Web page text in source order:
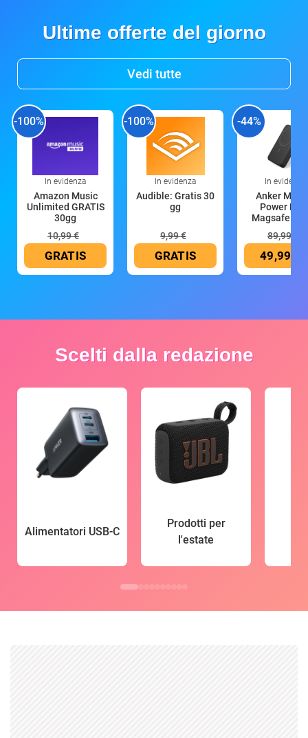
Ultime offerte del giorno
Vedi tutte
-100%
In evidenza
Amazon Music
Unlimited GRATIS
30gg
10,99 €
GRATIS
-100%
In evidenza
Audible: Gratis 30
gg
9,99 €
GRATIS
-44%
In evidenza
Anker
Power
Magsafe
89,99 €
49,99 €
Scelti dalla redazione
Alimentatori USB-C
Prodotti per
l'estate